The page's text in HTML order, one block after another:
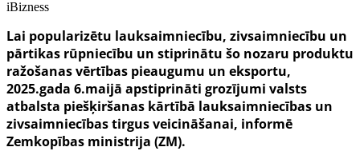
iBizness
Lai popularizētu lauksaimniecību, zivsaimniecību un
pārtikas rūpniecību un stiprinātu šo nozaru produktu
ražošanas vērtības pieaugumu un eksportu,
2025.gada 6.maijā apstiprināti grozījumi valsts
atbalsta piešķiršanas kārtībā lauksaimniecības un
zivsaimniecības tirgus veicināšanai, informē
Zemkopības ministrija (ZM).